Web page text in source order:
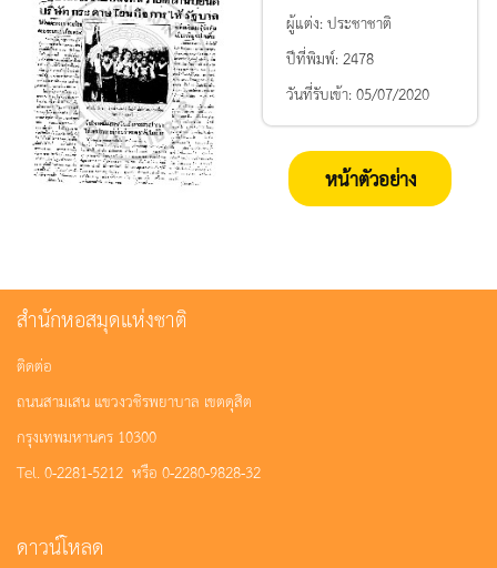
ผู้แต่ง:ประชาชาติ
ปีที่พิมพ์:2478
วันที่รับเข้า:05/07/2020
หน้าตัวอย่าง
สำนักหอสมุดแห่งชาติ
ติดต่อ
ถนนสามเสน แขวงวชิรพยาบาล เขตดุสิต
กรุงเทพมหานคร 10300
Tel. 0-2281-5212 หรือ 0-2280-9828-32
ดาวน์โหลด